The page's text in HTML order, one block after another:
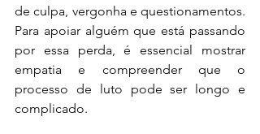
de culpa, vergonha e questionamentos.
Para apoiar alguém que está passando
por essa perda, é essencial mostrar
empatia e compreender que o
processo de luto pode ser longo e
complicado.